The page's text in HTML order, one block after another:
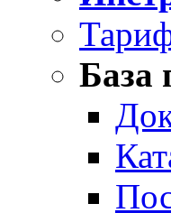
База